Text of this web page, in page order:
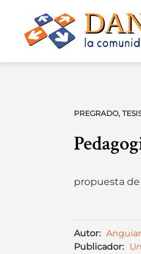
content
PREGRADO,
propuesta
Autor:
Publicador: